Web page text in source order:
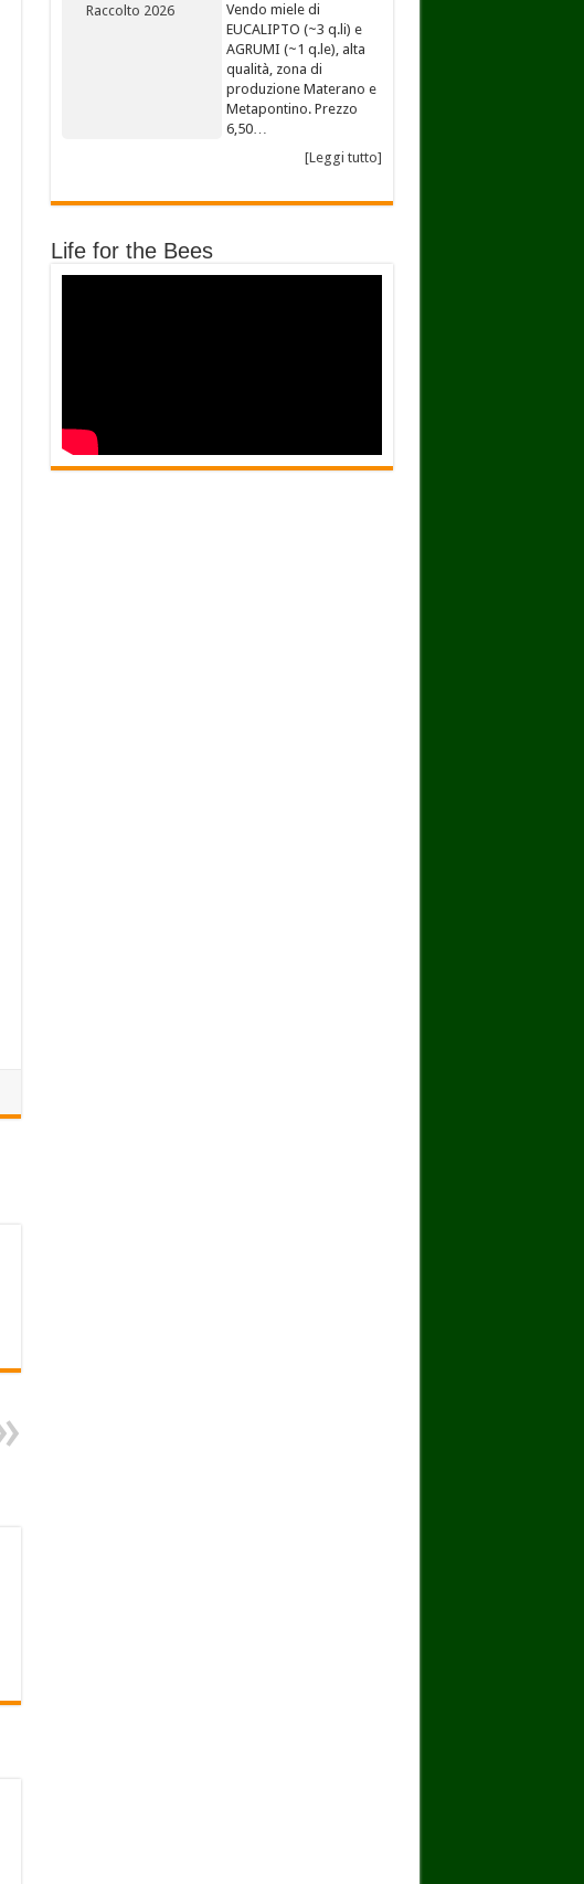
Vendo miele di
EUCALIPTO (~3 q.li) e
AGRUMI (~1 q.le), alta
qualità, zona di
produzione Materano e
Metapontino. Prezzo
6,50…
[Leggi tutto]
Life for the Bees